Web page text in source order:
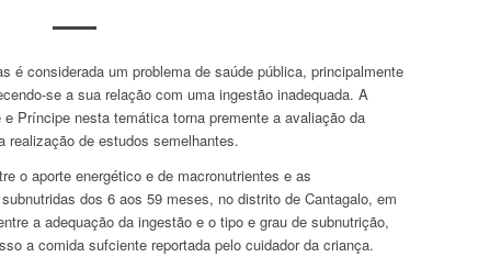
é considerada um problema de saúde pública, principalmente
se a sua relação com uma ingestão inadequada. A
Príncipe nesta temática torna premente a avaliação da
realização de estudos semelhantes.
o aporte energético e de macronutrientes e as
dos 6 aos 59 meses, no distrito de Cantagalo, em
a adequação da ingestão e o tipo e grau de subnutrição,
a comida sufciente reportada pelo cuidador da criança.